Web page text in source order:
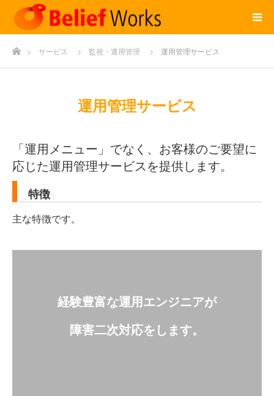
ホームサービス 監視・運用管理 運用管理サービス
運用管理サービス
「運用メニュー」でなく、お客様のご要望に
応じた運用管理サービスを提供します。
特徴
主な特徴です。
経験豊富な運用エンジニアが
障害二次対応をします。